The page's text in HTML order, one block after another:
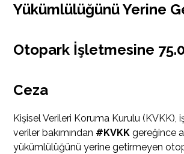
Yükümlülüğünü Yerine
Otopark İşletmesine
Ceza
Kişisel Verileri Koruma Kurulu (KVKK),
veriler bakımından #KVKK gereğince
yükümlülüğünü yerine getirmeyen